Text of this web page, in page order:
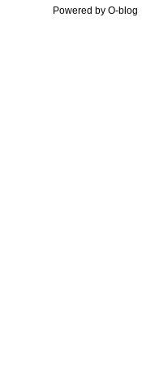
Powered by O-